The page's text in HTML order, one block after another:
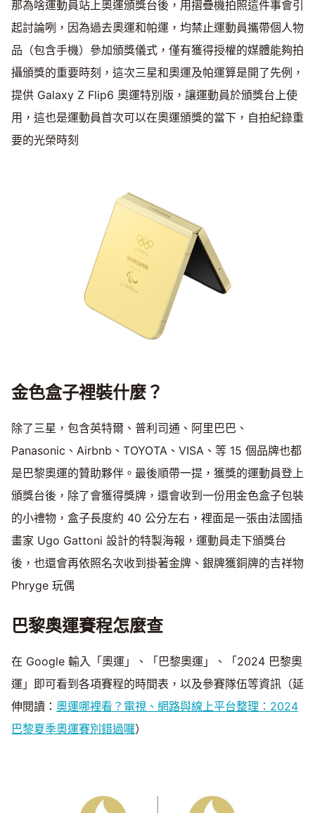
那為啥運動員站上奧運頒獎台後，用摺疊機拍照這件事會引
起討論咧，因為過去奧運和帕運，均禁止運動員攜帶個人物
品（包含手機）參加頒獎儀式，僅有獲得授權的媒體能夠拍
攝頒獎的重要時刻，這次三星和奧運及帕運算是開了先例，
提供 Galaxy Z Flip6 奧運特別版，讓運動員於頒獎台上使
用，這也是運動員首次可以在奧運頒獎的當下，自拍紀錄重
要的光榮時刻
金色盒子裡裝什麼？
除了三星，包含英特爾、普利司通、阿里巴巴、
Panasonic、Airbnb、TOYOTA、VISA、等 15 個品牌也都
是巴黎奧運的贊助夥伴。最後順帶一提，獲獎的運動員登上
頒獎台後，除了會獲得獎牌，還會收到一份用金色盒子包裝
的小禮物，盒子長度約 40 公分左右，裡面是一張由法國插
畫家 Ugo Gattoni 設計的特製海報，運動員走下頒獎台
後，也還會再依照名次收到掛著金牌、銀牌獲銅牌的吉祥物
Phryge 玩偶
巴黎奧運賽程怎麼查
在 Google 輸入「奧運」、「巴黎奧運」、「2024 巴黎奧
運」即可看到各項賽程的時間表，以及參賽隊伍等資訊（延
伸閱讀： 奧運哪裡看？電視、網路與線上平台整理：2024
巴黎夏季奧運賽別錯過囉）